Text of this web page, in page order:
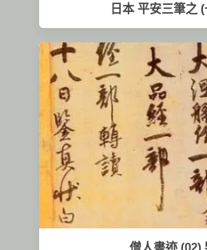
日本 平安三筆之